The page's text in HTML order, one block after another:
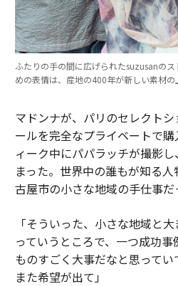
ふたりの手の間に広げられたsuzusanの
めの表情は、産地の400年が新しい素材の
マドンナが、パリのセレクト
ールを完全なプライベートで
ィーク中にパパラッチが撮影
まった。世界中の誰もが知る
古屋市の小さな地域の手仕事だ
「そういった、小さな地域と
っていうところで、一つ成功
ものすごく大事だなと思って
また希望が出て」